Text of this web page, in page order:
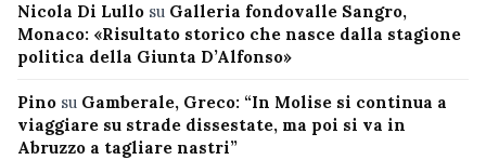
Nicola Di Lullo su Galleria fondovalle Sangro,
Monaco: «Risultato storico che nasce dalla stagione
politica della Giunta D’Alfonso»
Pino su Gamberale, Greco: “In Molise si continua a
viaggiare su strade dissestate, ma poi si va in
Abruzzo a tagliare nastri”